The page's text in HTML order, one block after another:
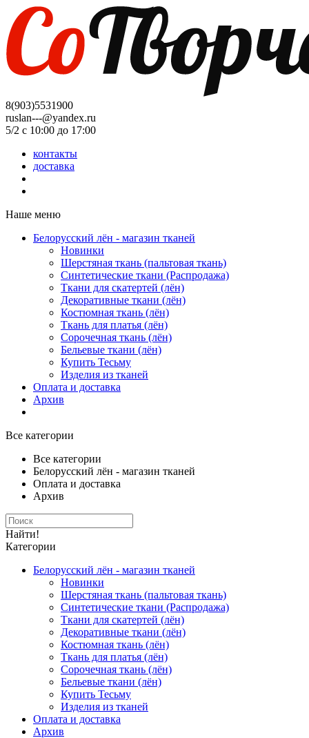
8(903)5531900
ruslan---@yandex.ru
5/2 с 10:00 до 17:00
контакты
доставка
Наше меню
Белорусский лён - магазин тканей
Новинки
Шерстяная ткань (пальтовая ткань)
Синтетические ткани (Распродажа)
Ткани для скатертей (лён)
Декоративные ткани (лён)
Костюмная ткань (лён)
Ткань для платья (лён)
Сорочечная ткань (лён)
Бельевые ткани (лён)
Купить Тесьму
Изделия из тканей
Оплата и доставка
Архив
Все категории
Все категории
Белорусский лён - магазин тканей
Оплата и доставка
Архив
Найти!
Категории
Белорусский лён - магазин тканей
Новинки
Шерстяная ткань (пальтовая ткань)
Синтетические ткани (Распродажа)
Ткани для скатертей (лён)
Декоративные ткани (лён)
Костюмная ткань (лён)
Ткань для платья (лён)
Сорочечная ткань (лён)
Бельевые ткани (лён)
Купить Тесьму
Изделия из тканей
Оплата и доставка
Архив